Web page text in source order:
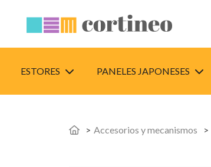
ESTORES PANELES JAPONESES
Accesorios y mecanismos